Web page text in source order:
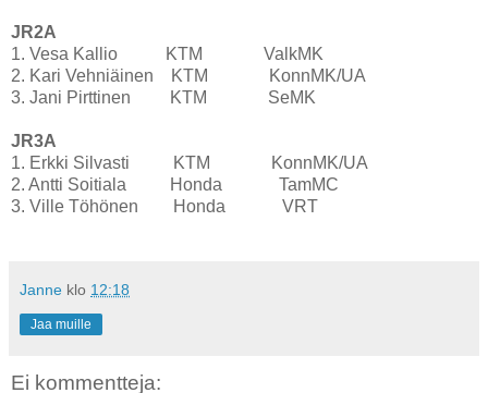
JR2A
1. Vesa Kallio KTM ValkMK
2. Kari Vehniäinen KTM KonnMK/UA
3. Jani Pirttinen KTM SeMK
JR3A
1. Erkki Silvasti KTM KonnMK/UA
2. Antti Soitiala Honda TamMC
3. Ville Töhönen Honda VRT
Janne klo 12:18
Jaa muille
Ei kommentteja: